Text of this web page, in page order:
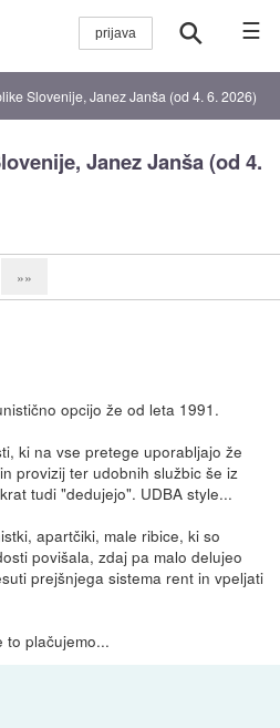
☰
Slovenije, Janez Janša (od 4. 6. 2026)
Janez Janša (od 4.
»»
opcijo že od leta 1991.
ki na vse pretege uporabljajo že
provizij ter udobnih službic še iz
tudi "dedujejo". UDBA style...
apartčiki, male ribice, ki so
povišala, zdaj pa malo delujeo
prejšnjega sistema rent in vpeljati
to plačujemo...